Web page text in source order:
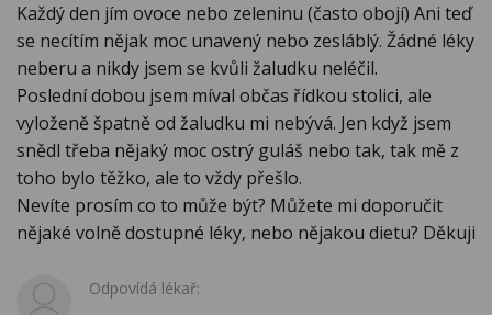
Každý den jím ovoce nebo zeleninu (často obojí) Ani teď
se necítím nějak moc unavený nebo zesláblý. Žádné léky
neberu a nikdy jsem se kvůli žaludku neléčil.
Poslední dobou jsem míval občas řídkou stolici, ale
vyloženě špatně od žaludku mi nebývá. Jen když jsem
snědl třeba nějaký moc ostrý guláš nebo tak, tak mě z
toho bylo těžko, ale to vždy přešlo.
Nevíte prosím co to může být? Můžete mi doporučit
nějaké volně dostupné léky, nebo nějakou dietu? Děkuji
Odpovídá lékař: